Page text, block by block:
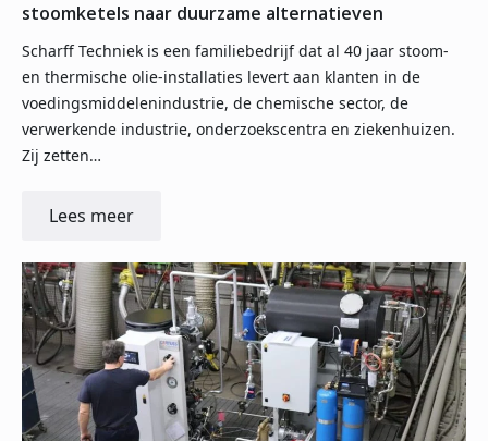
stoomketels naar duurzame alternatieven
Scharff Techniek is een familiebedrijf dat al 40 jaar stoom-
en thermische olie-installaties levert aan klanten in de
voedingsmiddelenindustrie, de chemische sector, de
verwerkende industrie, onderzoekscentra en ziekenhuizen.
Zij zetten…
Lees meer